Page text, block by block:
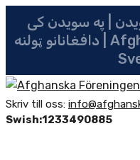
| په سویدن کی
دافغانانو ټولنه | Afghanska Föreningen i
Skriv till oss:
Swish:1233490885